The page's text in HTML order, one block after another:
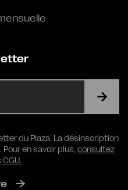
du Plaza. La désinscription
en savoir plus,consultez
CGU.